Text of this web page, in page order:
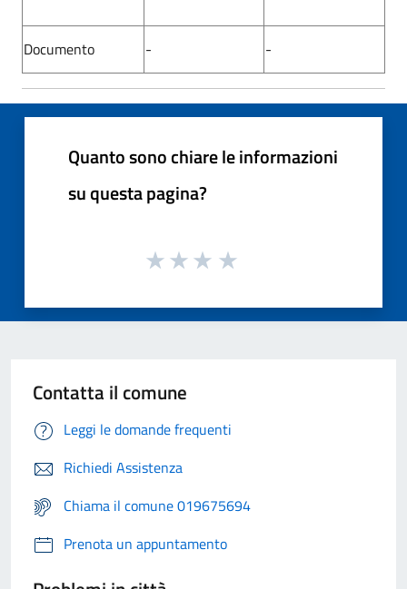
Documento - -
Quanto sono chiare le informazioni
su questa pagina?
Contatta il comune
Leggi le domande frequenti
Richiedi Assistenza
Chiama il comune 019675694
Prenota un appuntamento